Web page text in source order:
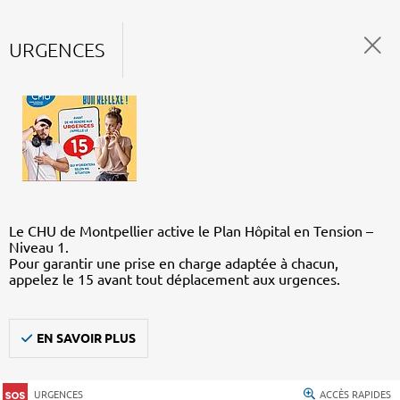
URGENCES
Le CHU de Montpellier active le Plan Hôpital en Tension –
Niveau 1.
Pour garantir une prise en charge adaptée à chacun,
appelez le 15 avant tout déplacement aux urgences.
EN SAVOIR PLUS
URGENCES ACCÈS RAPIDES